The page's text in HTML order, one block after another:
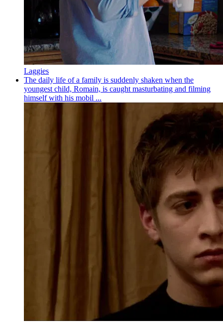
Laggies
The daily life of a family is suddenly shaken when the
youngest child, Romain, is caught masturbating and filming
himself with his mobil ...